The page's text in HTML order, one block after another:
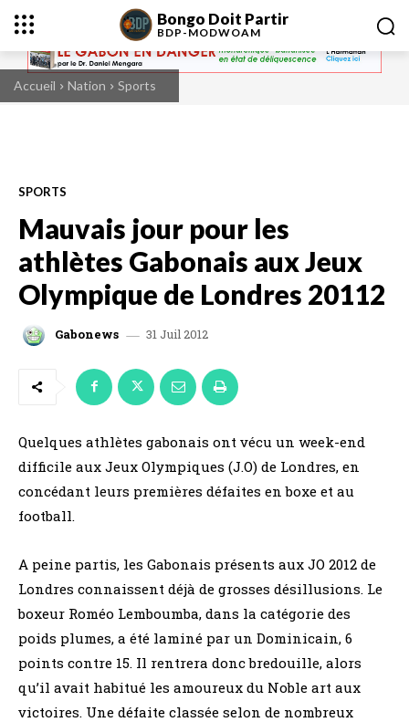
Bongo Doit Partir
BDP-MODWOAM
Accueil Nation Sports
SPORTS
Mauvais jour pour les
athlètes Gabonais aux Jeux
Olympique de Londres 20112
Gabonews 31 Juil 2012
Quelques athlètes gabonais ont vécu un week-end
difficile aux Jeux Olympiques (J.O) de Londres, en
concédant leurs premières défaites en boxe et au
football.
A peine partis, les Gabonais présents aux JO 2012 de
Londres connaissent déjà de grosses désillusions. Le
boxeur Roméo Lemboumba, dans la catégorie des
poids plumes, a été laminé par un Dominicain, 6
points contre 15. Il rentrera donc bredouille, alors
qu’il avait habitué les amoureux du Noble art aux
victoires. Une défaite classée selon de nombreux